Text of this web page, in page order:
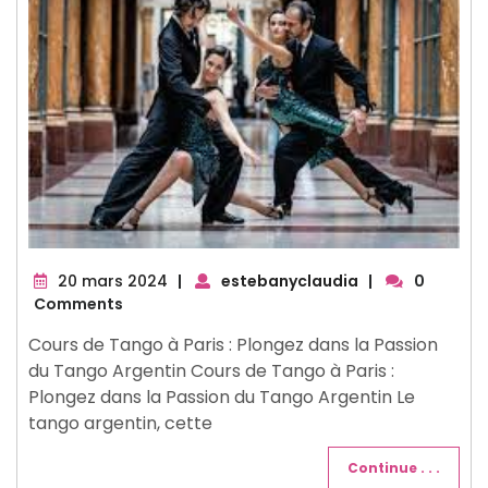
20 mars 2024 20
| estebanyclaudia |
0
Comments
Cours de Tango à Paris : Plongez dans la Passion
du Tango Argentin Cours de Tango à Paris :
Plongez dans la Passion du Tango Argentin Le
tango argentin, cette
Continue . . .